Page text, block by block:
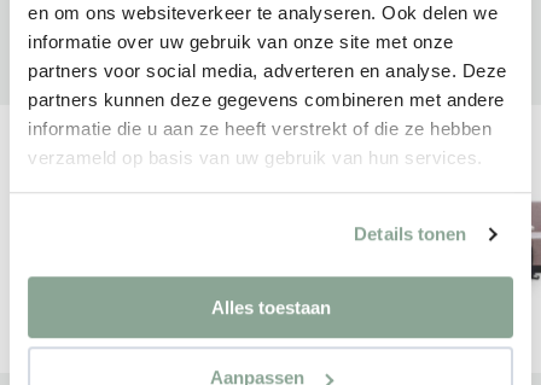
en om ons websiteverkeer te analyseren. Ook delen we
informatie over uw gebruik van onze site met onze
partners voor social media, adverteren en analyse. Deze
partners kunnen deze gegevens combineren met andere
informatie die u aan ze heeft verstrekt of die ze hebben
verzameld op basis van uw gebruik van hun services.
Details tonen
Alles toestaan
Aanpassen